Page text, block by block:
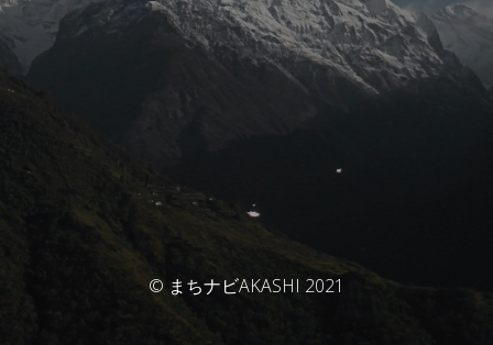
© まちナビAKASHI 2021